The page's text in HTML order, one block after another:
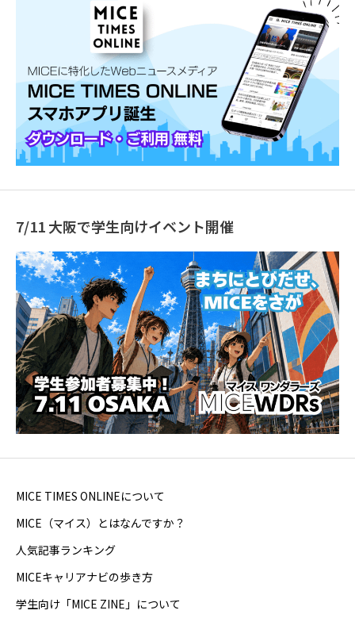
7/11 大阪で学生向けイベント開催
MICE TIMES ONLINEについて
MICE（マイス）とはなんですか？
人気記事ランキング
MICEキャリアナビの歩き方
学生向け「MICE ZINE」について